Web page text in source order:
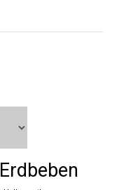
Erdbeben